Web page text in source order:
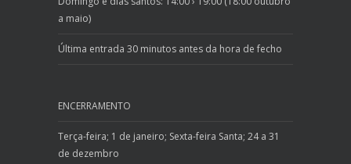
a maio)
Última entrada 30 minutos antes da hora de fecho
ENCERRAMENTO
Terça-feira; 1 de janeiro; Sexta-feira Santa; 24 a 31
de dezembro